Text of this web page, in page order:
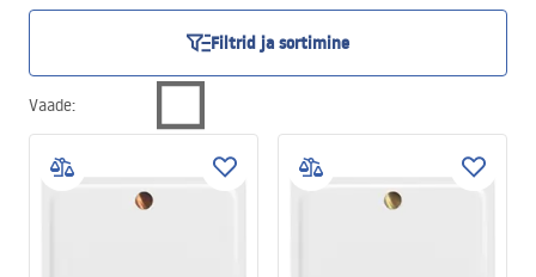
vannitubadesse. Tänapäeval pakub brändREAerakordselt
disainikaid tooteid, mis on valmistatud erinevatest materjalidest
ning saadaval mitte ainult klassikalises heledas, vaid ka tumedas
värvitoonis. Heaks näiteks on kivist ristkülikukujuline dušialus.
Filtrid ja sortimine
Vaade: